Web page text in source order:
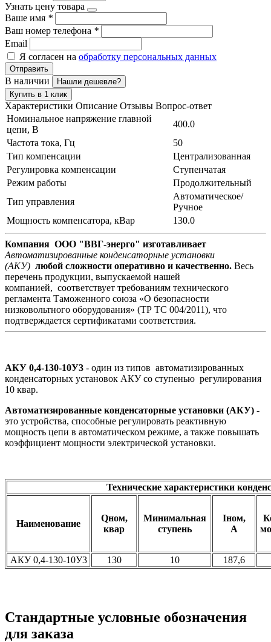
Узнать цену товара
Ваше имя *
Ваш номер телефона *
Email
Я согласен на обработку персональных данных
Отправить
В наличии
Нашли дешевле?
Купить в 1 клик
Характеристики Описание Отзывы Вопрос-ответ
Номинальное напряжение главной
цепи, В
400.0
Частота тока, Гц
50
Тип компенсации
Централизованная
Регулировка компенсации
Ступенчатая
Режим работы
Продолжительный
Тип управления
Автоматическое/
Ручное
Мощность компенсатора, кВар
130.0
Компания ООО "ВВГ-энерго" изготавливает
Автоматизированные конденсаторные установки
(АКУ) любой сложности оперативно и качественно. Весь
перечень продукции, выпускаемой нашей
компанией, соответствует требованиям технического
регламента Таможенного союза «О безопасности
низковольтного оборудования» (ТР ТС 004/2011), что
подтверждается сертификатами соответствия.
АКУ 0,4-130-10У3 - один из типов автоматизированных
конденсаторных установок АКУ со ступенью регулирования
10 квар.
Автоматизированные конденсаторные установки (АКУ) -
это устройства, способные регулировать реактивную
мощность цепи в автоматическом режиме, а также повышать
коэффициент мощности электрической установки.
Технические характеристики
Наименование
Qном,
квар
Минимальная
ступень
Iном,
А
АКУ 0,4-130-10У3 130 10 187,6
Стандартные условные обозначения
для заказа